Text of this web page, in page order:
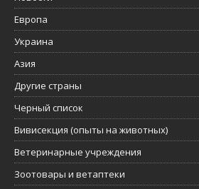
Европа
Украина
Азия
Другие страны
Черный список
Вивисекция (опыты на животных)
Ветеринарные учреждения
Зоотовары и ветаптеки